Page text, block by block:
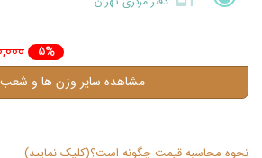
5%
مشاهده سایر وزن ها و شعب
نحوه محاسبه قیمت چگونه است؟(کلیک نمایید)